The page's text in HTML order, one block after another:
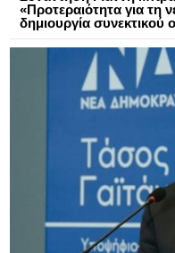
«Προτεραιότητα για τη
δημιουργία συνεκτικού